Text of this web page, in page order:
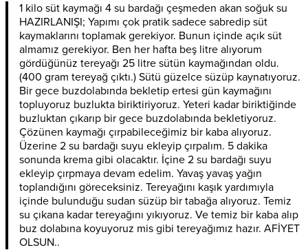
1 kilo süt kaymağı 4 su bardağı çeşmeden akan soğuk su
HAZIRLANIŞI; Yapımı çok pratik sadece sabredip süt
kaymaklarını toplamak gerekiyor. Bunun içinde açık süt
almamız gerekiyor. Ben her hafta beş litre alıyorum
gördüğünüz tereyağı 25 litre sütün kaymağından oldu.
(400 gram tereyağ çıktı.) Sütü güzelce süzüp kaynatıyoruz.
Bir gece buzdolabında bekletip ertesi gün kaymağını
topluyoruz buzlukta biriktiriyoruz. Yeteri kadar biriktiğinde
buzluktan çıkarıp bir gece buzdolabında bekletiyoruz.
Çözünen kaymağı çırpabileceğimiz bir kaba alıyoruz.
Üzerine 2 su bardağı suyu ekleyip çırpalım. 5 dakika
sonunda krema gibi olacaktır. İçine 2 su bardağı suyu
ekleyip çırpmaya devam edelim. Yavaş yavaş yağın
toplandığını göreceksiniz. Tereyağını kaşık yardımıyla
içinde bulunduğu sudan süzüp bir tabağa alıyoruz. Temiz
su çıkana kadar tereyağını yıkıyoruz. Ve temiz bir kaba alıp
buz dolabına koyuyoruz mis gibi tereyağımız hazır. AFİYET
OLSUN..